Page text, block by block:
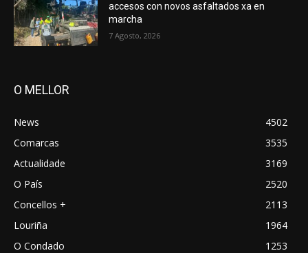
accesos con novos asfaltados xa en
marcha
7 Agosto, 2026
O MELLOR
News
4502
Comarcas
3535
Actualidade
3169
O País
2520
Concellos +
2113
Louriña
1964
O Condado
1253